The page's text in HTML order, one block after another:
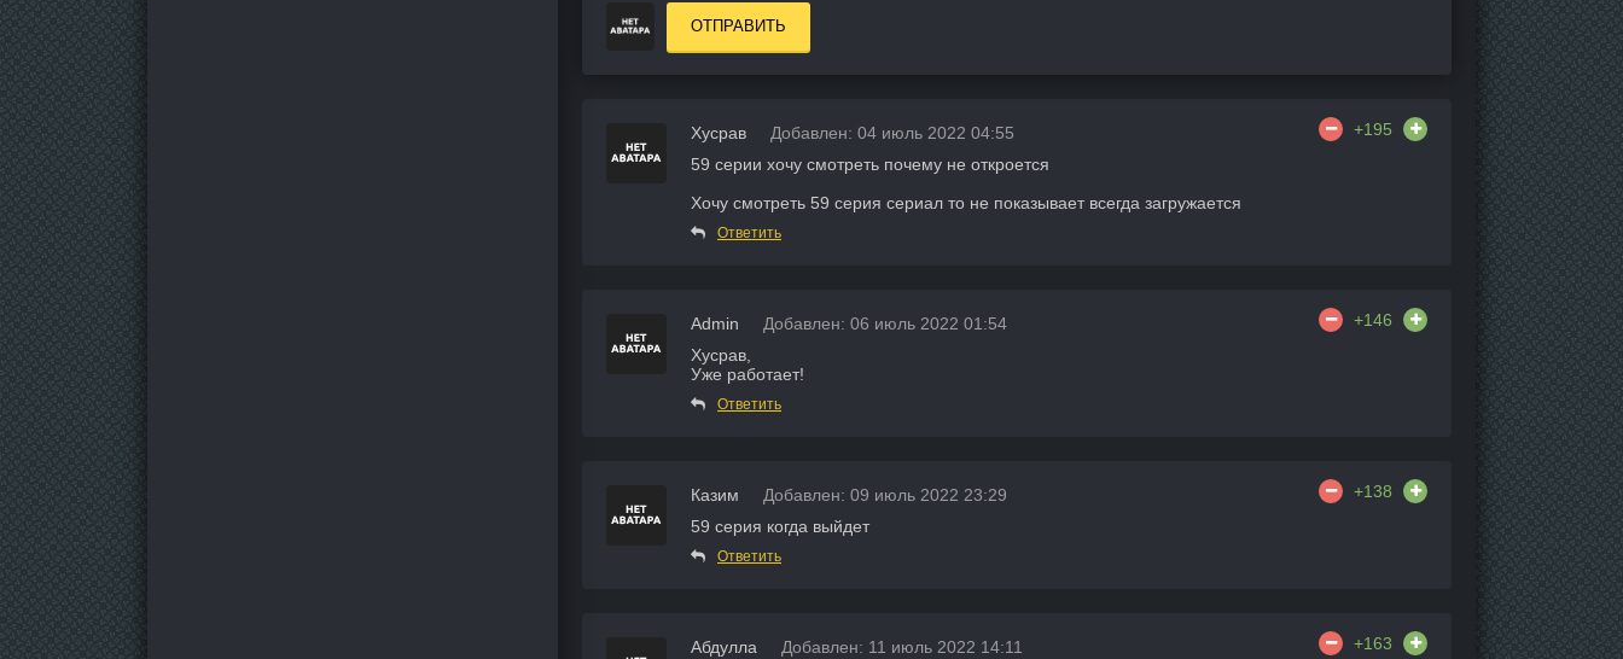
ОТПРАВИТЬ
Хусрав Добавлен: 04 июль 2022 04:55
+195
59 серии хочу смотреть почему не откроется
Хочу смотреть 59 серия сериал то не показывает всегда загружается
Ответить
Admin Добавлен: 06 июль 2022 01:54
+146
Хусрав,
Уже работает!
Ответить
Казим Добавлен: 09 июль 2022 23:29
+138
59 серия когда выйдет
Ответить
Абдулла Добавлен: 11 июль 2022 14:11 +163